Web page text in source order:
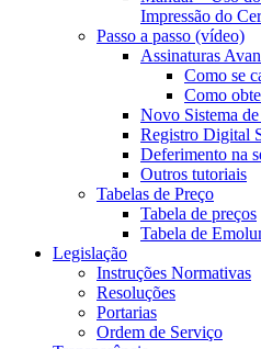
Impressão do
Passo a passo (vídeo)
Assinaturas
Como se
Como
Novo Sistema
Registro Digital
Deferimento na
Outros tutoriais
Tabelas de Preço
Tabela de preços
Tabela de
Legislação
Instruções Normativas
Resoluções
Portarias
Ordem de Serviço